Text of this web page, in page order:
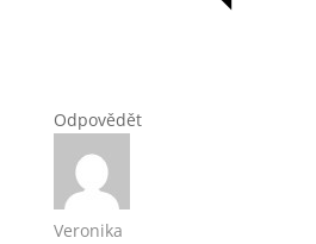
Odpovědět
Veronika